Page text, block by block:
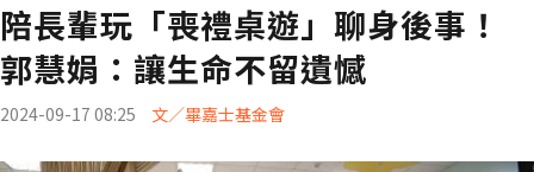
陪長輩玩「喪禮桌遊」聊身後事！
郭慧娟：讓生命不留遺憾
2024-09-17 08:25 文／畢嘉士基金會